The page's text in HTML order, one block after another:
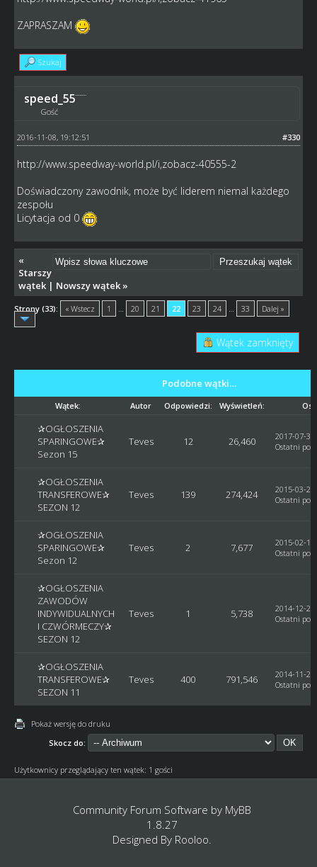
ZAPRASZAM
Szukaj
speed_55
Gość
#330
2016-11-08, 19:12:51
http://www.speedway-world.pl/i,zobacz-40555-2
Doświadczony zawodnik, może być liderem niemal każdego
zespołu
Licytacja od 0
«
Starszy
wątek| Nowszy wątek»
Strony (33): « Wstecz 1 20 21 22 23 24 33 Dalej »
Wątek zamknięty
Podobne wątki…
Wątek: Autor Odpowiedzi: Wyświetleń:
✰OGŁOSZENIA
SPARINGOWE✰
Sezon 15
Teves 12 26,460
2017-07-
Ostatni post
✰OGŁOSZENIA
TRANSFEROWE✰
SEZON 12
Teves 139 274,424
2015-03-
Ostatni post
✰OGŁOSZENIA
SPARINGOWE✰
Sezon 12
Teves 2 7,677
2015-02-
Ostatni post
✰OGŁOSZENIA
ZAWODÓW
INDYWIDUALNYCH
I CZWÓRMECZY✰
SEZON 12
Teves 1 5,738
2014-12-
Ostatni post
✰OGŁOSZENIA
TRANSFEROWE✰
SEZON 11
Teves 400 791,546
2014-11-
Ostatni post
Pokaż wersję do druku
Skocz do:
Użytkownicy przeglądający ten wątek: 1 gości
Community Forum Software by MyBB
1.8.27
Designed By Rooloo